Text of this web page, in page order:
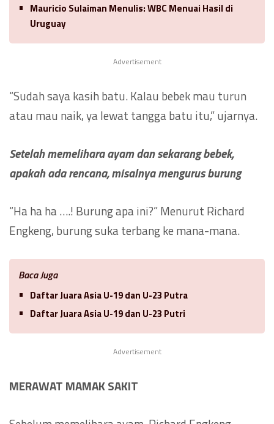
Mauricio Sulaiman Menulis: WBC Menuai Hasil di
Uruguay
Advertisement
“Sudah saya kasih batu. Kalau bebek mau turun
atau mau naik, ya lewat tangga batu itu,” ujarnya.
Setelah memelihara ayam dan sekarang bebek,
apakah ada rencana, misalnya mengurus burung
“Ha ha ha ….! Burung apa ini?” Menurut Richard
Engkeng, burung suka terbang ke mana-mana.
Baca Juga
Daftar Juara Asia U-19 dan U-23 Putra
Daftar Juara Asia U-19 dan U-23 Putri
Advertisement
MERAWAT MAMAK SAKIT